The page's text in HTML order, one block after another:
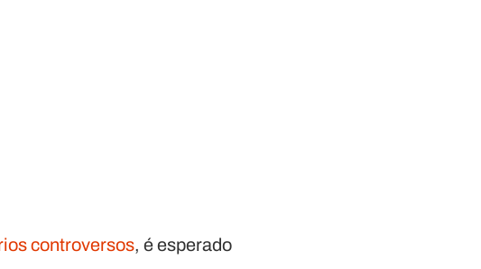
controversos, é esperado